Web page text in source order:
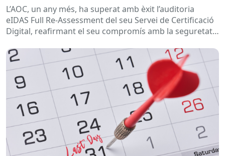
L’AOC, un any més, ha superat amb èxit l’auditoria
eIDAS Full Re-Assessment del seu Servei de Certificació
Digital, reafirmant el seu compromís amb la seguretat,